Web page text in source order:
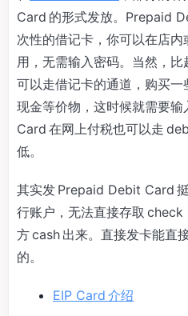
Card 的形式发放。Prepaid
次性的借记卡，你可以在店
用，无需输入密码。当然，
可以走借记卡的通道，购买
现金等价物，这时候就需要
Card 在网上付税也可以走
低。
其实发 Prepaid Debit Card
行账户，无法直接存取
方 cash 出来。直接发卡能直
的。
EIP Card 介绍